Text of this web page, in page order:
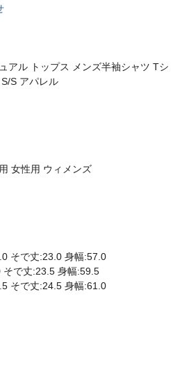
）
アル トップス メンズ半袖シャツ Tシ
S アパレル
女性用 ウィメンズ
そで丈:23.0 身幅:57.0
そで丈:23.5 身幅:59.5
そで丈:24.5 身幅:61.0